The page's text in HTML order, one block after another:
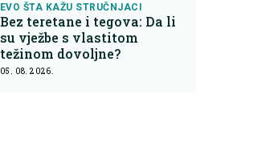
EVO ŠTA KAŽU STRUČNJACI
Bez teretane i tegova: Da li
su vježbe s vlastitom
težinom dovoljne?
05. 08. 2026.